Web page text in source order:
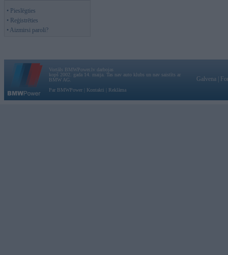
• Pieslēgties
• Reģistrēties
• Aizmirsi paroli?
Vortāls BMWPower.lv darbojas
kopš 2002. gada 14. maija. Tas nav auto klubs un nav saistīts ar
BMW AG.
Par BMWPower
Kontakti Reklāma
Galvena